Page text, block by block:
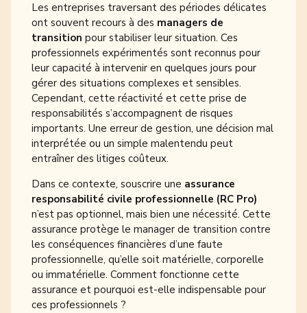
Les entreprises traversant des périodes délicates
ont souvent recours à des managers de
transition pour stabiliser leur situation. Ces
professionnels expérimentés sont reconnus pour
leur capacité à intervenir en quelques jours pour
gérer des situations complexes et sensibles.
Cependant, cette réactivité et cette prise de
responsabilités s’accompagnent de risques
importants. Une erreur de gestion, une décision mal
interprétée ou un simple malentendu peut
entraîner des litiges coûteux.
Dans ce contexte, souscrire une assurance
responsabilité civile professionnelle (RC Pro)
n’est pas optionnel, mais bien une nécessité. Cette
assurance protège le manager de transition contre
les conséquences financières d’une faute
professionnelle, qu’elle soit matérielle, corporelle
ou immatérielle. Comment fonctionne cette
assurance et pourquoi est-elle indispensable pour
ces professionnels ?